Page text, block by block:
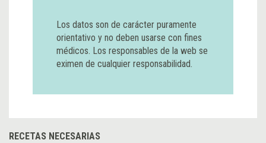
Los datos son de carácter puramente
orientativo y no deben usarse con fines
médicos. Los responsables de la web se
eximen de cualquier responsabilidad.
RECETAS NECESARIAS